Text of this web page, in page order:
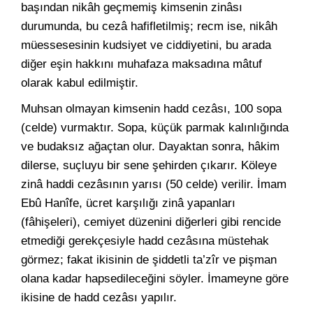
başından nikâh geçmemiş kimsenin zinâsı
durumunda, bu cezâ hafifletilmiş; recm ise, nikâh
müessesesinin kudsiyet ve ciddiyetini, bu arada
diğer eşin hakkını muhafaza maksadına mâtuf
olarak kabul edilmiştir.
Muhsan olmayan kimsenin hadd cezâsı, 100 sopa
(celde) vurmaktır. Sopa, küçük parmak kalınlığında
ve budaksız ağaçtan olur. Dayaktan sonra, hâkim
dilerse, suçluyu bir sene şehirden çıkarır. Köleye
zinâ haddi cezâsının yarısı (50 celde) verilir. İmam
Ebû Hanîfe, ücret karşılığı zinâ yapanları
(fâhişeleri), cemiyet düzenini diğerleri gibi rencide
etmediği gerekçesiyle hadd cezâsına müstehak
görmez; fakat ikisinin de şiddetli ta’zîr ve pişman
olana kadar hapsedileceğini söyler. İmameyne göre
ikisine de hadd cezâsı yapılır.